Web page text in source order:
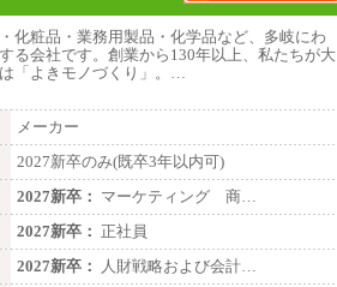
全職種共通
月給制
226,600円～390,100円（勤務地域等により異
なります）
・ご経験やスキルを考慮し、選考の中で決定
・試用期間中も同額支給します。
化粧品・業務用製品・化学品など、多岐にわ
る会社です。創業から130年以上、私たちが大
「よきモノづくり」。…
メーカー
2027新卒のみ(既卒3年以内可)
2027新卒： マーケティング 商…
2027新卒： 正社員
2027新卒：
人財戦略および会計…